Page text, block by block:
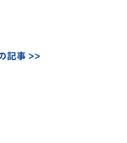
記事 >>